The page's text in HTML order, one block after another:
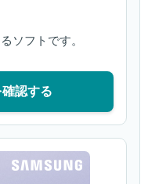
ソフトです。
認する